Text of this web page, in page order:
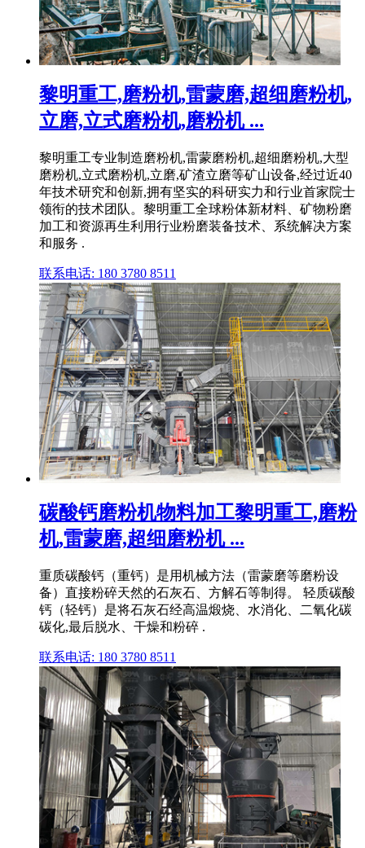
黎明重工,磨粉机,雷蒙磨,超细磨粉机,
立磨,立式磨粉机,磨粉机 ...
黎明重工专业制造磨粉机,雷蒙磨粉机,超细磨粉机,大型
磨粉机,立式磨粉机,立磨,矿渣立磨等矿山设备,经过近40
年技术研究和创新,拥有坚实的科研实力和行业首家院士
领衔的技术团队。黎明重工全球粉体新材料、矿物粉磨
加工和资源再生利用行业粉磨装备技术、系统解决方案
和服务 .
联系电话: 180 3780 8511
碳酸钙磨粉机物料加工黎明重工,磨粉
机,雷蒙磨,超细磨粉机 ...
重质碳酸钙（重钙）是用机械方法（雷蒙磨等磨粉设
备）直接粉碎天然的石灰石、方解石等制得。 轻质碳酸
钙（轻钙）是将石灰石经高温煅烧、水消化、二氧化碳
碳化,最后脱水、干燥和粉碎 .
联系电话: 180 3780 8511